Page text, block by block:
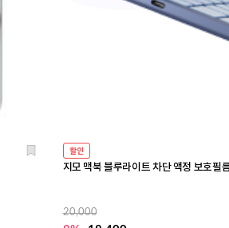
할인
지모 맥북 블루라이트 차단 액정 보호필
20,000